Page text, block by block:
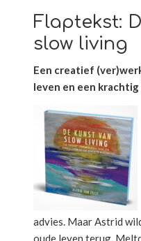
Flaptekst:
slow living
Een creatief
leven en een
advies. Maar Astrid
oude leven terug.